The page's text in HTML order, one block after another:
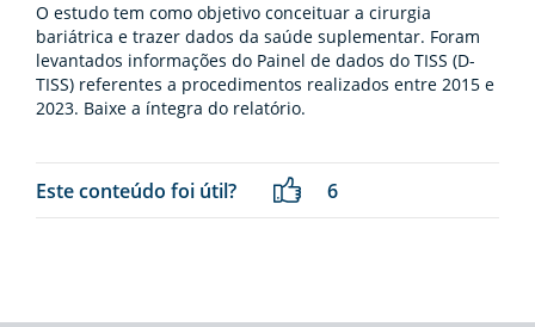
O estudo tem como objetivo conceituar a cirurgia
bariátrica e trazer dados da saúde suplementar. Foram
levantados informações do Painel de dados do TISS (D-
TISS) referentes a procedimentos realizados entre 2015 e
2023. Baixe a íntegra do relatório.
Este conteúdo foi útil? 6